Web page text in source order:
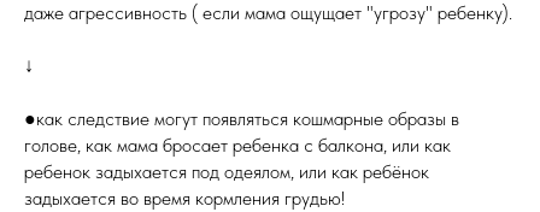
даже агрессивность ( если мама ощущает "угрозу" ребенку).
↓
●как следствие могут появляться кошмарные образы в
голове, как мама бросает ребенка с балкона, или как
ребенок задыхается под одеялом, или как ребёнок
задыхается во время кормления грудью!